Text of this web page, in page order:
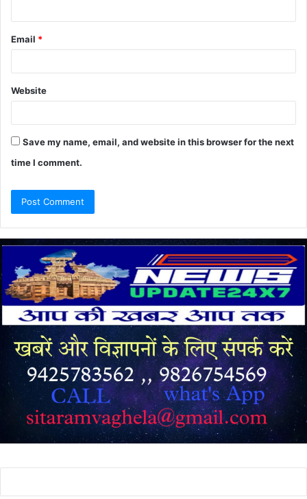
Email *
Website
Save my name, email, and website in this browser for the next
time I comment.